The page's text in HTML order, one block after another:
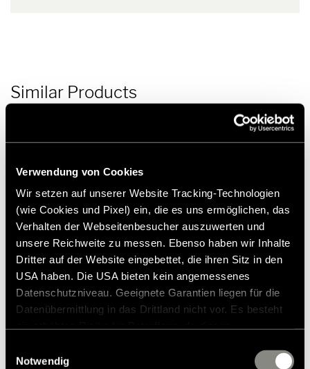
Verwendung von Cookies
Wir setzen auf unserer Website Tracking-Technologien
(wie Cookies und Pixel) ein, die es uns ermöglichen, das
Verhalten der Webseitenbesucher auszuwerten und
unsere Reichweite zu messen. Ebenso haben wir Inhalte
Dritter auf der Website eingebettet, die ihren Sitz in den
USA haben. Die USA bieten kein angemessenes
Datenschutzniveau. Geeignete Garantien liegen für die
Datenübermittlung in das Drittland nicht vor. Es besteht
zustehen. Eingesetzte Dienstleister können Daten für
Notwendig
Similar Products